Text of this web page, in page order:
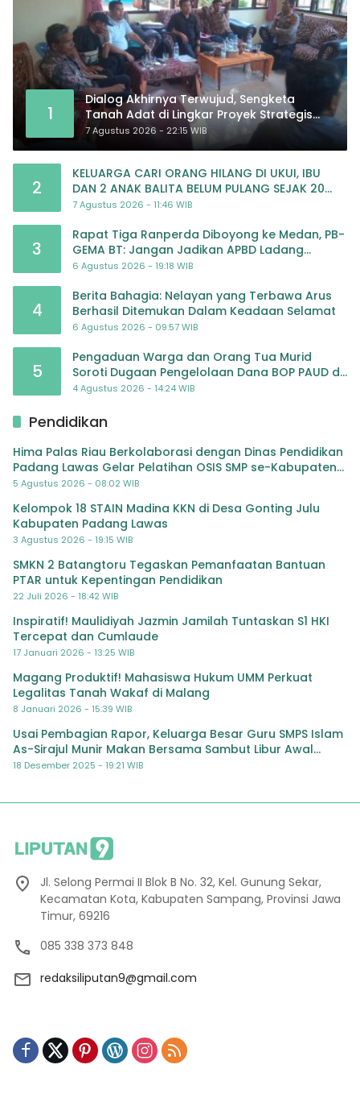
1
Dialog Akhirnya Terwujud, Sengketa
Tanah Adat di Lingkar Proyek Strategis
Nasional Memasuki Babak Baru
7 Agustus 2026 - 22:15 WIB
2
KELUARGA CARI ORANG HILANG DI UKUI, IBU
DAN 2 ANAK BALITA BELUM PULANG SEJAK 20
JULI 2026
7 Agustus 2026 - 11:46 WIB
3
Rapat Tiga Ranperda Diboyong ke Medan, PB-
GEMA BT: Jangan Jadikan APBD Ladang
Pembiayaan yang Tak Perlu
6 Agustus 2026 - 19:18 WIB
4
Berita Bahagia: Nelayan yang Terbawa Arus
Berhasil Ditemukan Dalam Keadaan Selamat
6 Agustus 2026 - 09:57 WIB
5
Pengaduan Warga dan Orang Tua Murid
Soroti Dugaan Pengelolaan Dana BOP PAUD di
TK Al-Ikhlas Tapanuli Selatan
4 Agustus 2026 - 14:24 WIB
Pendidikan
Hima Palas Riau Berkolaborasi dengan Dinas Pendidikan
Padang Lawas Gelar Pelatihan OSIS SMP se-Kabupaten
Padang Lawas
5 Agustus 2026 - 08:02 WIB
Kelompok 18 STAIN Madina KKN di Desa Gonting Julu
Kabupaten Padang Lawas
3 Agustus 2026 - 19:15 WIB
SMKN 2 Batangtoru Tegaskan Pemanfaatan Bantuan
PTAR untuk Kepentingan Pendidikan
22 Juli 2026 - 18:42 WIB
Inspiratif! Maulidiyah Jazmin Jamilah Tuntaskan S1 HKI
Tercepat dan Cumlaude
17 Januari 2026 - 13:25 WIB
Magang Produktif! Mahasiswa Hukum UMM Perkuat
Legalitas Tanah Wakaf di Malang
8 Januari 2026 - 15:39 WIB
Usai Pembagian Rapor, Keluarga Besar Guru SMPS Islam
As-Sirajul Munir Makan Bersama Sambut Libur Awal
Semester
18 Desember 2025 - 19:21 WIB
Jl. Selong Permai II Blok B No. 32, Kel. Gunung Sekar,
Kecamatan Kota, Kabupaten Sampang, Provinsi Jawa
Timur, 69216
085 338 373 848
redaksiliputan9@gmail.com